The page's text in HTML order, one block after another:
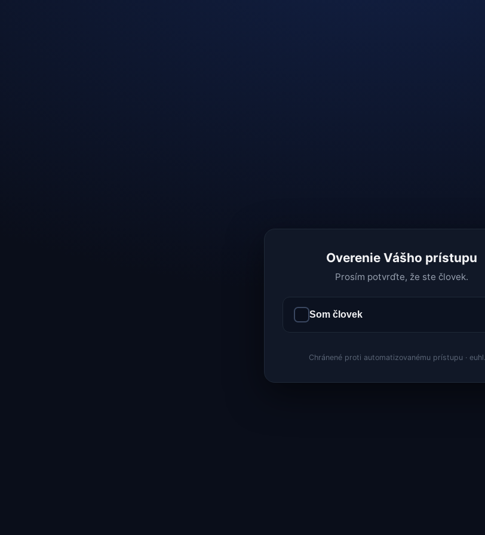
Overenie Vášho prístupu
Prosím potvrďte, že ste človek.
Som človek
Chránené proti automatizovanému prístupu ·